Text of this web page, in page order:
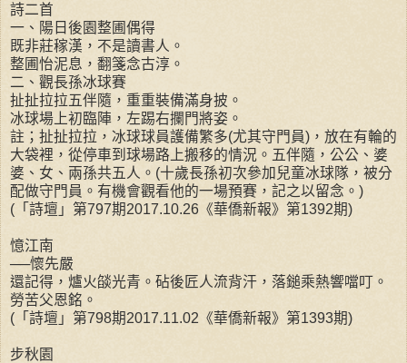
詩二首
一、陽日後園整圃偶得
既非莊稼漢，不是讀書人。
整圃怡泥息，翻箋念古淳。
二、觀長孫冰球賽
扯扯拉拉五伴隨，重重裝備滿身披。
冰球場上初臨陣，左踢右攔門將姿。
註；扯扯拉拉，冰球球員護備繁多(尤其守門員)，放在有輪的
大袋裡，從停車到球場路上搬移的情況。五伴隨，公公、婆
婆、女、兩孫共五人。(十歲長孫初次參加兒童冰球隊，被分
配做守門員。有機會觀看他的一場預賽，記之以留念。)
(「詩壇」第797期2017.10.26《華僑新報》第1392期)
憶江南
──懷先嚴
還記得，爐火燄光青。砧後匠人流背汗，落鎚乘熱響噹叮。
勞苦父恩銘。
(「詩壇」第798期2017.11.02《華僑新報》第1393期)
步秋園